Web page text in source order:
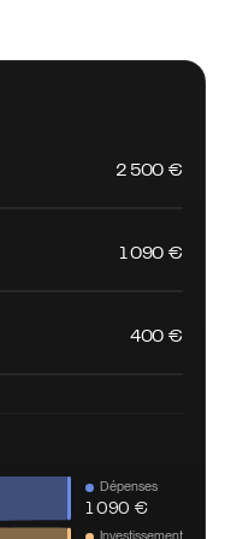
2 500 €
1 090 €
400 €
Dépenses
1 090 €